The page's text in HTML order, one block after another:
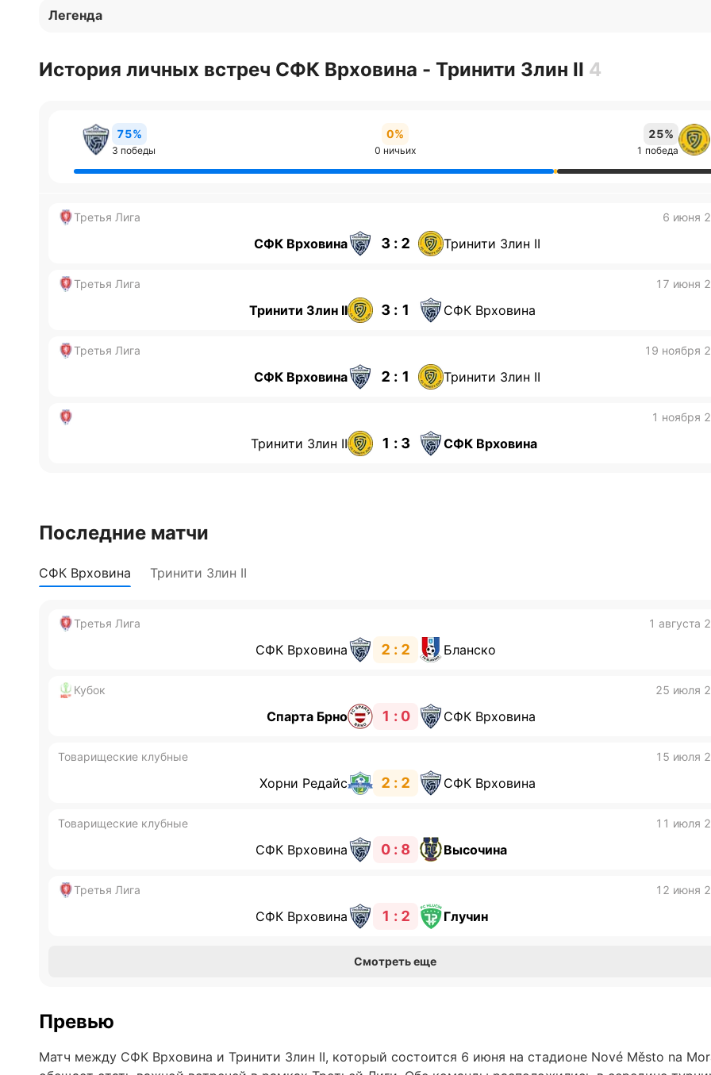
Легенда
История личных встреч СФК Врховина - Тринити Злин II 4
75%
3 победы
0%
0 ничьих
25%
1 победа
Третья Лига 6 июня
СФК Врховина 3 : 2 Тринити Злин II
Третья Лига 17 июня
Тринити Злин II 3 : 1 СФК Врховина
Третья Лига 19 ноября
СФК Врховина 2 : 1 Тринити Злин II
1 ноября
Тринити Злин II 1 : 3 СФК Врховина
Последние матчи
СФК Врховина Тринити Злин II
Третья Лига 1 августа
СФК Врховина 2 : 2 Бланско
Кубок 25 июля
Спарта Брно 1 : 0 СФК Врховина
Товарищеские клубные 15 июля
Хорни Редайс 2 : 2 СФК Врховина
Товарищеские клубные 11 июля
СФК Врховина 0 : 8 Высочина
Третья Лига 12 июня
СФК Врховина 1 : 2 Глучин
Смотреть еще
Превью
Матч между СФК Врховина и Тринити Злин II, который состоится 6 июня на стадионе Nové Město na